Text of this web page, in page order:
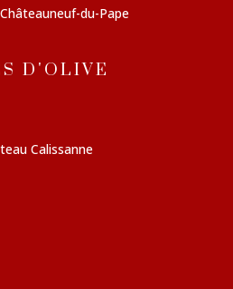
du-Pape
D'OLIVE
Calissanne